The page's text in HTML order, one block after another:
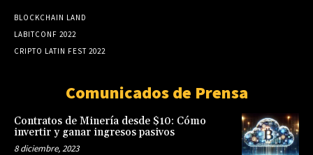
BLOCKCHAIN LAND
LABITCONF 2022
CRIPTO LATIN FEST 2022
Comunicados de Prensa
Contratos de Minería desde $10: Cómo
invertir y ganar ingresos pasivos
8 diciembre, 2023